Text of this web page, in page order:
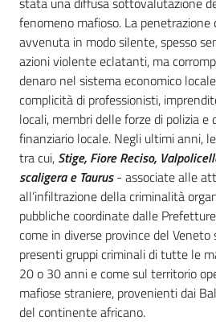
fenomeno mafioso. La penetrazione
avvenuta in modo silente, spesso
azioni violente eclatanti, ma
denaro nel sistema economico
complicità di professionisti,
locali, membri delle forze di polizia e
finanziario locale. Negli ultimi anni,
tra cui, Stige, Fiore Reciso,
scaligera e Taurus- associate alle
all’infiltrazione della criminalità
pubbliche coordinate dalle
come in diverse province del
presenti gruppi criminali di tutte le
20 o 30 anni e come sul territorio
mafiose straniere, provenienti dai
del continente africano.